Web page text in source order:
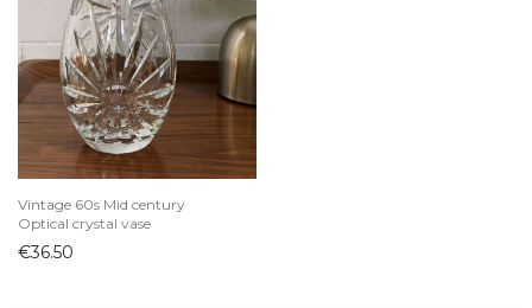
Hobiams
Indai
Arbatinukai
Ąsočiai
Biriems produktams
Cukrinės
Desertinės lėkštutės
Vintage 60s Mid century
Optical crystal vase
€36.50